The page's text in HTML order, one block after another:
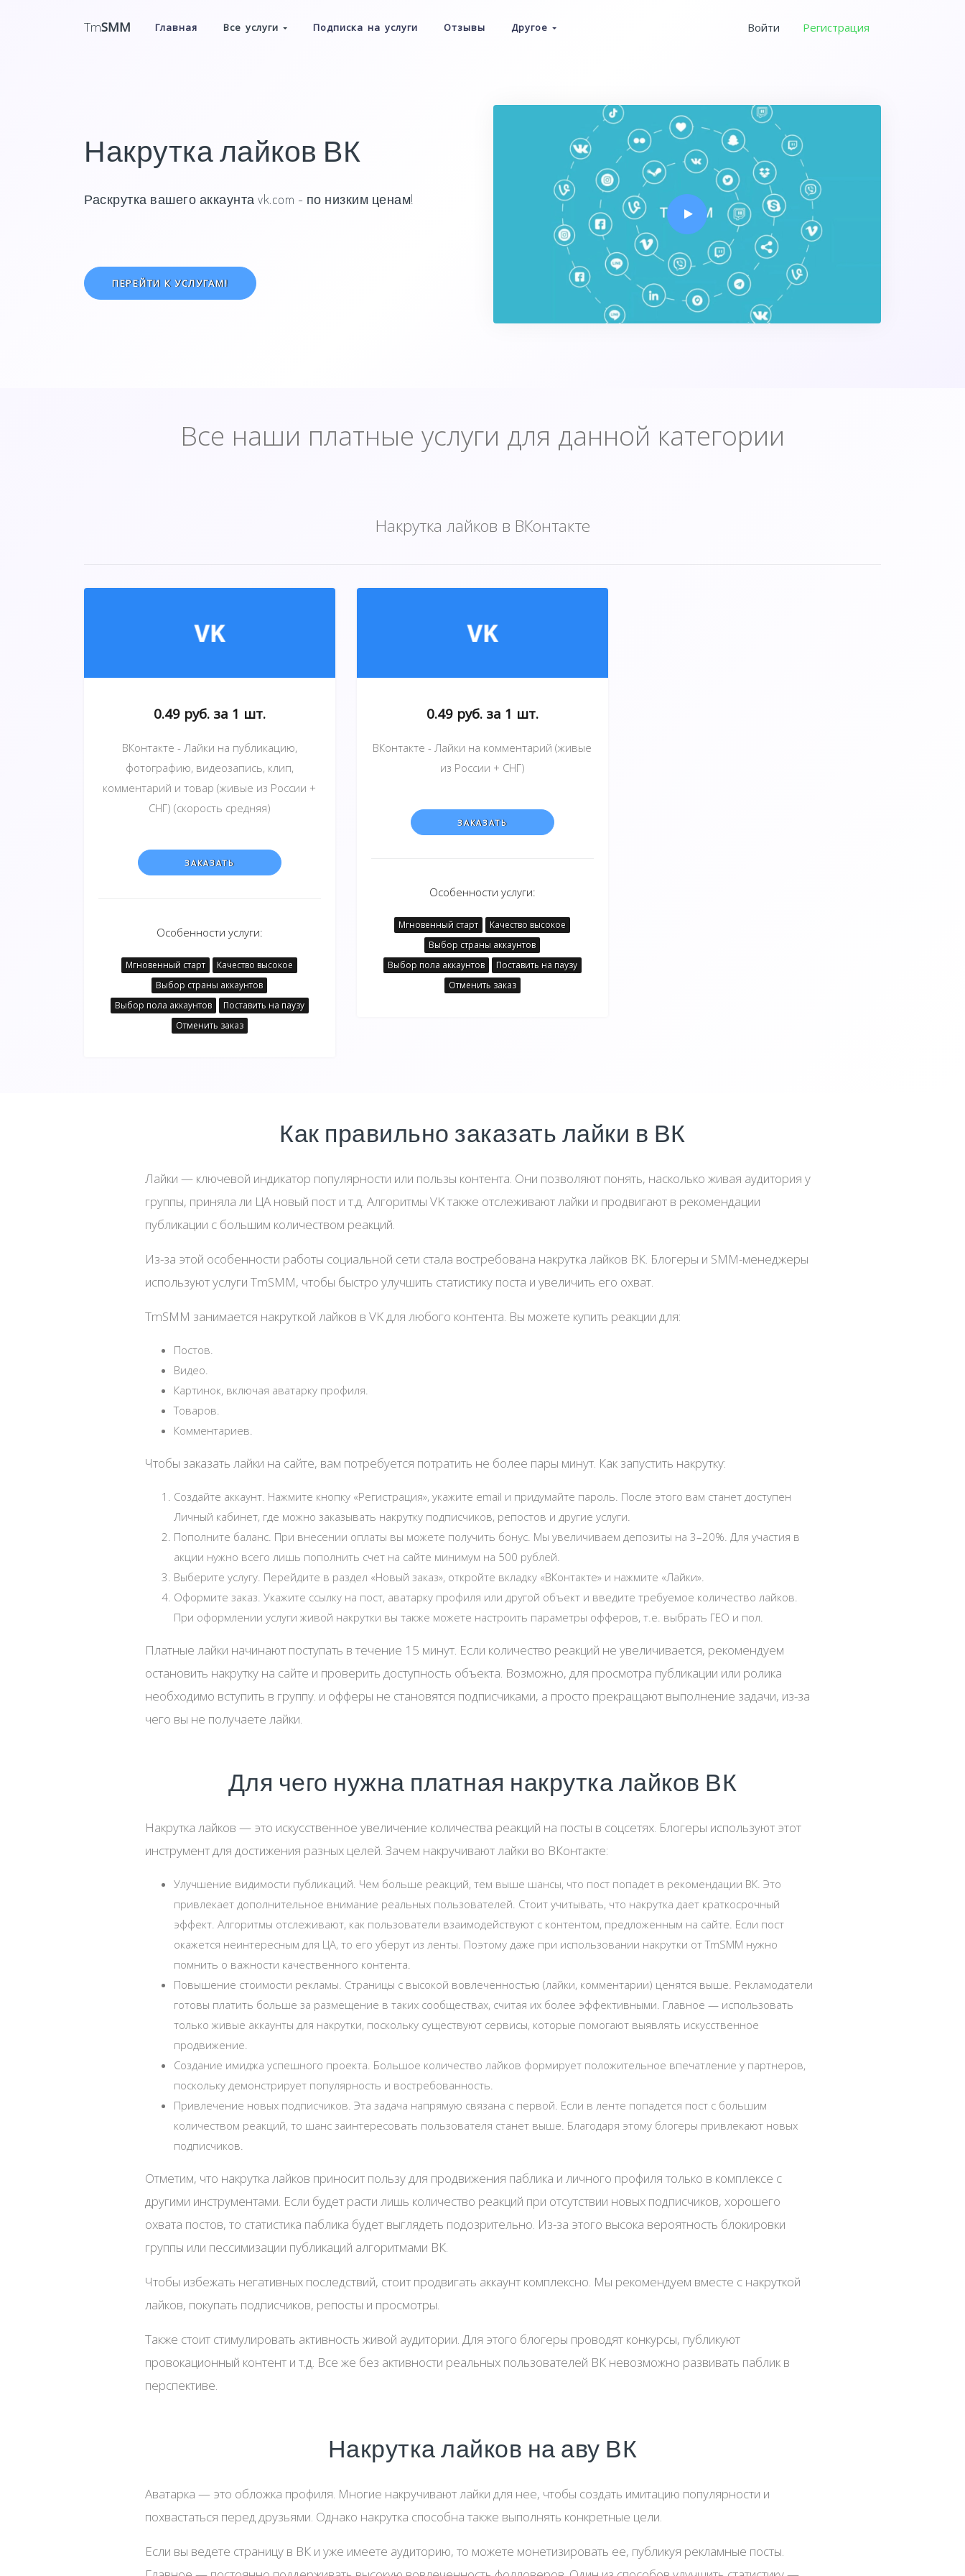
TmSMM Главная Все услуги Подписка на услуги Отзывы Другое Войти Регистрация
Накрутка лайков ВК
Раскрутка вашего аккаунта vk.com - по низким ценам!
ПЕРЕЙТИ К УСЛУГАМ!
Все наши платные услуги для данной категории
Накрутка лайков в ВКонтакте
0.49 руб. за 1 шт.
ВКонтакте - Лайки на публикацию,
фотографию, видеозапись, клип,
комментарий и товар (живые из России +
СНГ) (скорость средняя)
ЗАКАЗАТЬ
Особенности услуги:
Мгновенный старт
Качество высокое
Выбор страны аккаунтов
Выбор пола аккаунтов
Поставить на паузу
Отменить заказ
0.49 руб. за 1 шт.
ВКонтакте - Лайки на комментарий (живые
из России + СНГ)
ЗАКАЗАТЬ
Особенности услуги:
Мгновенный старт
Качество высокое
Выбор страны аккаунтов
Выбор пола аккаунтов
Поставить на паузу
Отменить заказ
Как правильно заказать лайки в ВК
Лайки — ключевой индикатор популярности или пользы контента. Они позволяют понять, насколько живая аудитория у
группы, приняла ли ЦА новый пост и т.д. Алгоритмы VK также отслеживают лайки и продвигают в рекомендации
публикации с большим количеством реакций.
Из-за этой особенности работы социальной сети стала востребована накрутка лайков ВК. Блогеры и SMM-менеджеры
используют услуги TmSMM, чтобы быстро улучшить статистику поста и увеличить его охват.
TmSMM занимается накруткой лайков в VK для любого контента. Вы можете купить реакции для:
Постов.
Видео.
Картинок, включая аватарку профиля.
Товаров.
Комментариев.
Чтобы заказать лайки на сайте, вам потребуется потратить не более пары минут. Как запустить накрутку:
Создайте аккаунт. Нажмите кнопку «Регистрация», укажите email и придумайте пароль. После этого вам станет доступен
Личный кабинет, где можно заказывать накрутку подписчиков, репостов и другие услуги.
Пополните баланс. При внесении оплаты вы можете получить бонус. Мы увеличиваем депозиты на 3–20%. Для участия в
акции нужно всего лишь пополнить счет на сайте минимум на 500 рублей.
Выберите услугу. Перейдите в раздел «Новый заказ», откройте вкладку «ВКонтакте» и нажмите «Лайки».
Оформите заказ. Укажите ссылку на пост, аватарку профиля или другой объект и введите требуемое количество лайков.
При оформлении услуги живой накрутки вы также можете настроить параметры офферов, т.е. выбрать ГЕО и пол.
Платные лайки начинают поступать в течение 15 минут. Если количество реакций не увеличивается, рекомендуем
остановить накрутку на сайте и проверить доступность объекта. Возможно, для просмотра публикации или ролика
необходимо вступить в группу. и офферы не становятся подписчиками, а просто прекращают выполнение задачи, из-за
чего вы не получаете лайки.
Для чего нужна платная накрутка лайков ВК
Накрутка лайков — это искусственное увеличение количества реакций на посты в соцсетях. Блогеры используют этот
инструмент для достижения разных целей. Зачем накручивают лайки во ВКонтакте:
Улучшение видимости публикаций. Чем больше реакций, тем выше шансы, что пост попадет в рекомендации ВК. Это
привлекает дополнительное внимание реальных пользователей. Стоит учитывать, что накрутка дает краткосрочный
эффект. Алгоритмы отслеживают, как пользователи взаимодействуют с контентом, предложенным на сайте. Если пост
окажется неинтересным для ЦА, то его уберут из ленты. Поэтому даже при использовании накрутки от TmSMM нужно
помнить о важности качественного контента.
Повышение стоимости рекламы. Страницы с высокой вовлеченностью (лайки, комментарии) ценятся выше. Рекламодатели
готовы платить больше за размещение в таких сообществах, считая их более эффективными. Главное — использовать
только живые аккаунты для накрутки, поскольку существуют сервисы, которые помогают выявлять искусственное
продвижение.
Создание имиджа успешного проекта. Большое количество лайков формирует положительное впечатление у партнеров,
поскольку демонстрирует популярность и востребованность.
Привлечение новых подписчиков. Эта задача напрямую связана с первой. Если в ленте попадется пост с большим
количеством реакций, то шанс заинтересовать пользователя станет выше. Благодаря этому блогеры привлекают новых
подписчиков.
Отметим, что накрутка лайков приносит пользу для продвижения паблика и личного профиля только в комплексе с
другими инструментами. Если будет расти лишь количество реакций при отсутствии новых подписчиков, хорошего
охвата постов, то статистика паблика будет выглядеть подозрительно. Из-за этого высока вероятность блокировки
группы или пессимизации публикаций алгоритмами ВК.
Чтобы избежать негативных последствий, стоит продвигать аккаунт комплексно. Мы рекомендуем вместе с накруткой
лайков, покупать подписчиков, репосты и просмотры.
Также стоит стимулировать активность живой аудитории. Для этого блогеры проводят конкурсы, публикуют
провокационный контент и т.д. Все же без активности реальных пользователей ВК невозможно развивать паблик в
перспективе.
Накрутка лайков на аву ВК
Аватарка — это обложка профиля. Многие накручивают лайки для нее, чтобы создать имитацию популярности и
похвастаться перед друзьями. Однако накрутка способна также выполнять конкретные цели.
Если вы ведете страницу в ВК и уже имеете аудиторию, то можете монетизировать ее, публикуя рекламные посты.